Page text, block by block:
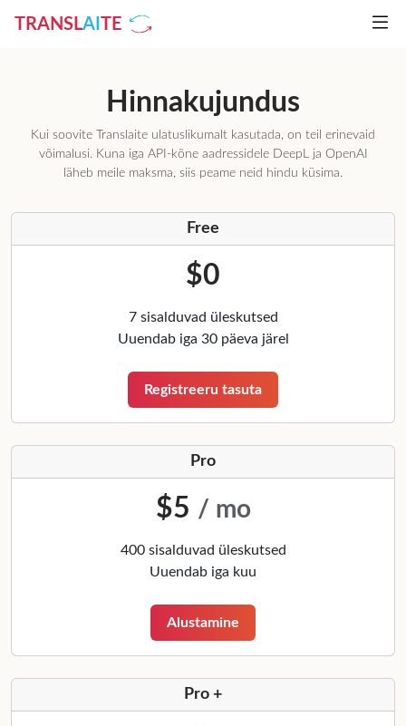
TRANSLAI TE
Hinnakujundus
Kui soovite Translaite ulatuslikumalt kasutada, on teil erinevaid
võimalusi. Kuna iga API-kõne aadressidele DeepL ja OpenAI
läheb meile maksma, siis peame neid hindu küsima.
Free
$0
7 sisalduvad üleskutsed
Uuendab iga 30 päeva järel
Registreeru tasuta
Pro
$5 / mo
400 sisalduvad üleskutsed
Uuendab iga kuu
Alustamine
Pro +